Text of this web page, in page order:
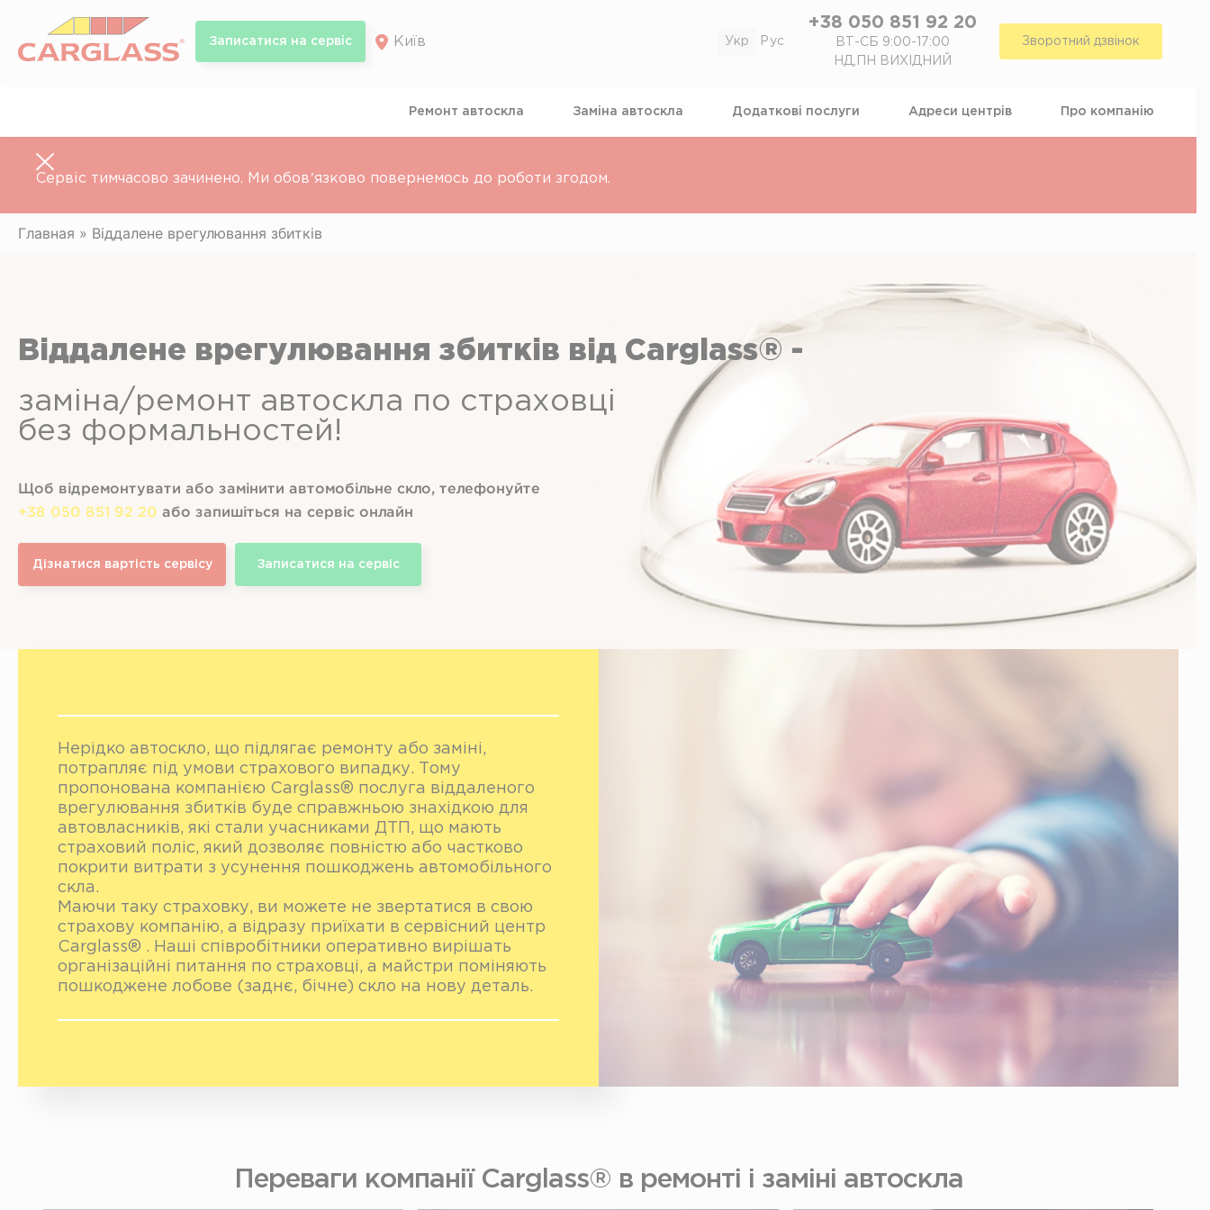
content
Записатися на сервiс Київ
+38 050 851 92 20
ВТ-СБ 9:00-17:00
НД,ПН ВИХІДНИЙ
Зворотний дзвінок
Ремонт автоскла Замiна автоскла Додатковi послуги Адреси центрiв Про компанiю
Сервіс тимчасово зачинено. Ми обовʼязково повернемось до роботи згодом.
Главная » Віддалене врегулювання збитків
Віддалене врегулювання збитків від Carglass® -
заміна/ремонт автоскла по страховці
без формальностей!
Щоб відремонтувати або замінити автомобільне скло, телефонуйте
+38 050 851 92 20 або запишіться на сервіс онлайн
Дізнатися вартість сервісу Записатися на сервіс
Нерідко автоскло, що підлягає ремонту або заміні,
потрапляє під умови страхового випадку. Тому
пропонована компанією Carglass® послуга віддаленого
врегулювання збитків буде справжньою знахідкою для
автовласників, які стали учасниками ДТП, що мають
страховий поліс, який дозволяє повністю або частково
покрити витрати з усунення пошкоджень автомобільного
скла.
Маючи таку страховку, ви можете не звертатися в свою
страхову компанію, а відразу приїхати в сервісний центр
Carglass® . Наші співробітники оперативно вирішать
організаційні питання по страховці, а майстри поміняють
пошкоджене лобове (заднє, бічне) скло на нову деталь.
Переваги компанії Carglass® в ремонті і заміні автоскла